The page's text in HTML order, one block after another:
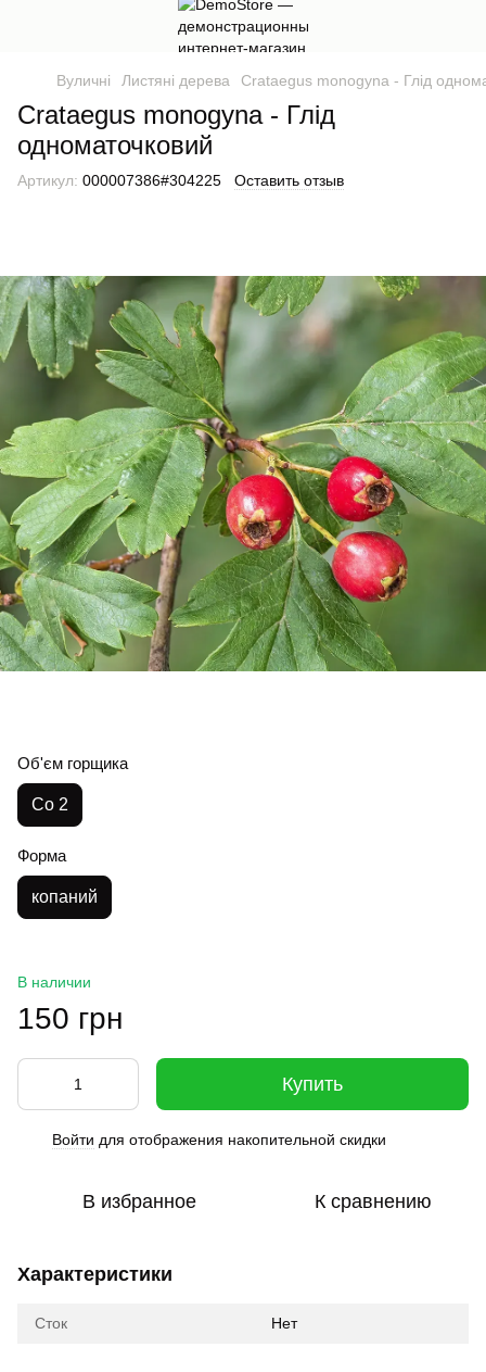
Вуличні Листяні дерева Crataegus monogyna - Глід
Crataegus monogyna - Глід
одноматочковий
Артикул: 000007386#304225 Оставить отзыв
Об'єм горщика
Со 2
Форма
копаний
В наличии
150 грн
Купить
Войти для отображения накопительной скидки
В избранное К сравнению
Характеристики
Сток Нет